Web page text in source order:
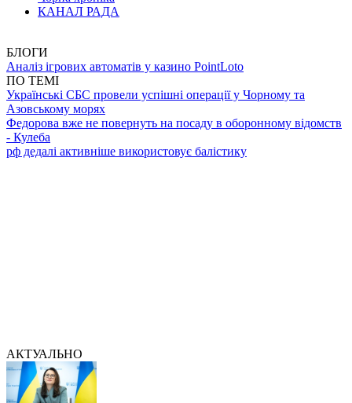
КАНАЛ РАДА
БЛОГИ
Аналіз ігрових автоматів у казино PointLoto
ПО ТЕМІ
Українські СБС провели успішні операції у Чорному та
Азовському морях
Федорова вже не повернуть на посаду в оборонному відомств
- Кулеба
рф дедалі активніше використовує балістику
АКТУАЛЬНО